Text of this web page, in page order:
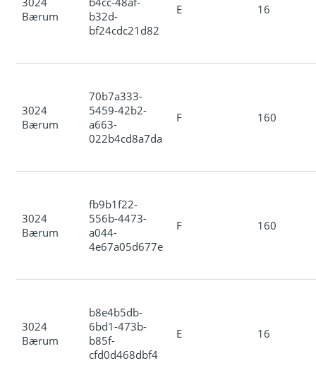
Bærum
b32d-
bf24cdc21d82
E 16
3024
Bærum
70b7a333-
5459-42b2-
a663-
022b4cd8a7da
F 160
3024
Bærum
fb9b1f22-
556b-4473-
a044-
4e67a05d677e
F 160
3024
Bærum
b8e4b5db-
6bd1-473b-
b85f-
cfd0d468dbf4
E 16